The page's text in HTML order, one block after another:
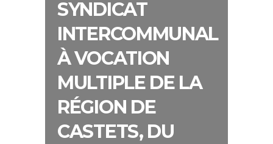
SYNDICAT
INTERCOMMUNAL
À VOCATION
MULTIPLE DE LA
RÉGION DE
CASTETS, DU